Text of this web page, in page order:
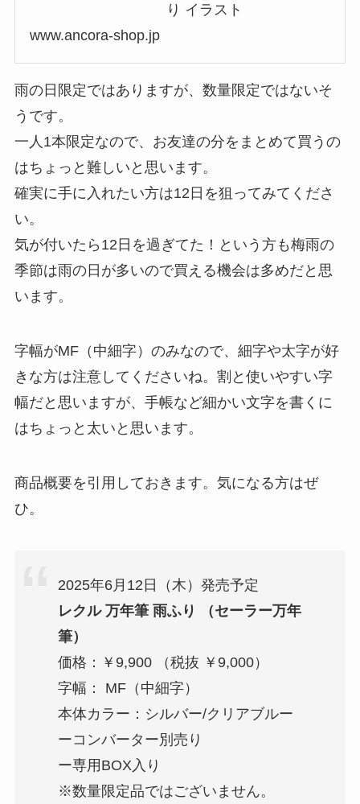
り イラスト
www.ancora-shop.jp
雨の日限定ではありますが、数量限定ではないそ
うです。
一人1本限定なので、お友達の分をまとめて買うの
はちょっと難しいと思います。
確実に手に入れたい方は12日を狙ってみてくださ
い。
気が付いたら12日を過ぎてた！という方も梅雨の
季節は雨の日が多いので買える機会は多めだと思
います。
字幅がMF（中細字）のみなので、細字や太字が好
きな方は注意してくださいね。割と使いやすい字
幅だと思いますが、手帳など細かい文字を書くに
はちょっと太いと思います。
商品概要を引用しておきます。気になる方はぜ
ひ。
2025年6月12日（木）発売予定
レクル 万年筆 雨ふり （セーラー万年
筆）
価格：￥9,900 （税抜 ￥9,000）
字幅： MF（中細字）
本体カラー：シルバー/クリアブルー
ーコンバーター別売り
ー専用BOX入り
※数量限定品ではございません。